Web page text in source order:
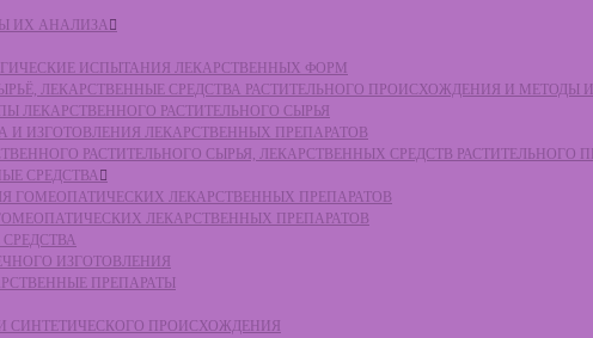
ИХ АНАЛИЗА
ИСПЫТАНИЯ ЛЕКАРСТВЕННЫХ ФОРМ
ЛЕКАРСТВЕННЫЕ СРЕДСТВА РАСТИТЕЛЬНОГО ПРОИСХОЖДЕНИЯ И МЕТОДЫ
ЛЕКАРСТВЕННОГО РАСТИТЕЛЬНОГО СЫРЬЯ
И ИЗГОТОВЛЕНИЯ ЛЕКАРСТВЕННЫХ ПРЕПАРАТОВ
РАСТИТЕЛЬНОГО СЫРЬЯ, ЛЕКАРСТВЕННЫХ СРЕДСТВ РАСТИТЕЛЬНОГО
СРЕДСТВА
ГОМЕОПАТИЧЕСКИХ ЛЕКАРСТВЕННЫХ ПРЕПАРАТОВ
ЛЕКАРСТВЕННЫХ ПРЕПАРАТОВ
ИЗГОТОВЛЕНИЯ
ПРЕПАРАТЫ
СИНТЕТИЧЕСКОГО ПРОИСХОЖДЕНИЯ